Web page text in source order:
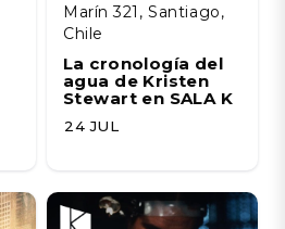
Marín 321, Santiago,
Chile
La cronología del
agua de Kristen
Stewart en SALA K
24 JUL